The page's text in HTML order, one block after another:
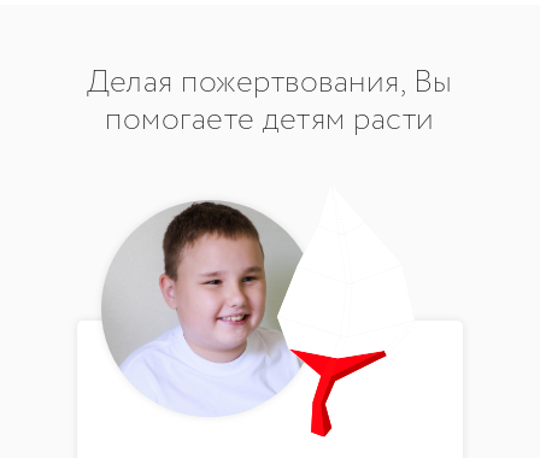
Делая пожертвования, Вы
помогаете детям расти